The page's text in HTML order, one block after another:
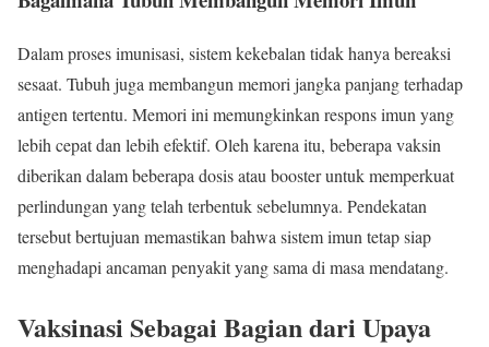
Dalam proses imunisasi, sistem kekebalan tidak hanya bereaksi
sesaat. Tubuh juga membangun memori jangka panjang terhadap
antigen tertentu. Memori ini memungkinkan respons imun yang
lebih cepat dan lebih efektif. Oleh karena itu, beberapa vaksin
diberikan dalam beberapa dosis atau booster untuk memperkuat
perlindungan yang telah terbentuk sebelumnya. Pendekatan
tersebut bertujuan memastikan bahwa sistem imun tetap siap
menghadapi ancaman penyakit yang sama di masa mendatang.
Vaksinasi Sebagai Bagian dari Upaya